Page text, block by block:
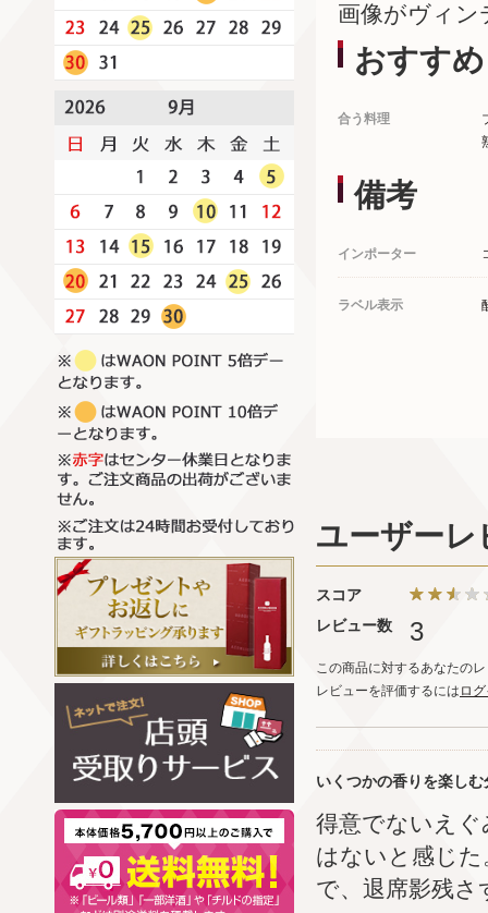
画像がヴィン
おすすめ
合う料理
備考
インポーター
ラベル表示
ユーザーレ
スコア
レビュー数
3
この商品に対するあなたの
レビューを評価するには ロ
いくつかの香りを楽しむ
得意でないえ
はないと感じ
で、退席影残